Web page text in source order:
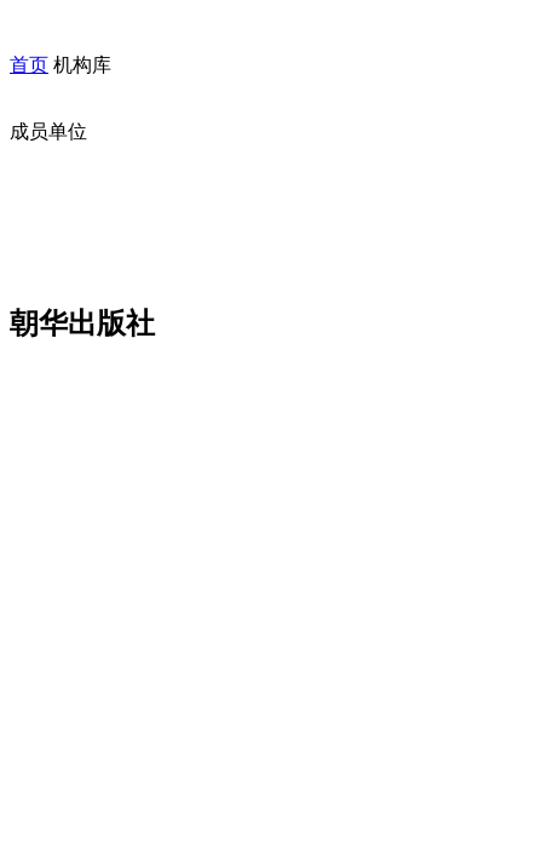
首页 机构库
成员单位
朝华出版社